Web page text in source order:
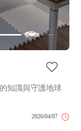
知識與守護地球
2026/04/07